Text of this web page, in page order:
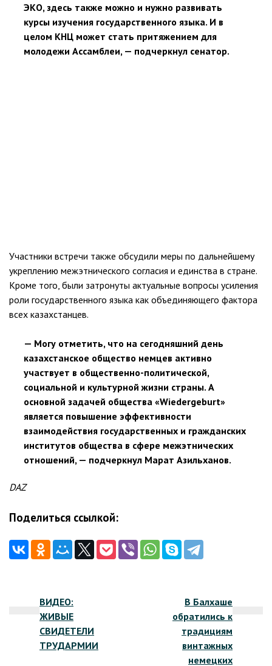
ЭКО, здесь также можно и нужно развивать
курсы изучения государственного языка. И в
целом КНЦ может стать притяжением для
молодежи Ассамблеи, — подчеркнул сенатор.
Участники встречи также обсудили меры по дальнейшему
укреплению межэтнического согласия и единства в стране.
Кроме того, были затронуты актуальные вопросы усиления
роли государственного языка как объединяющего фактора
всех казахстанцев.
— Могу отметить, что на сегодняшний день
казахстанское общество немцев активно
участвует в общественно-политической,
социальной и культурной жизни страны. А
основной задачей общества «Wiedergeburt»
является повышение эффективности
взаимодействия государственных и гражданских
институтов общества в сфере межэтнических
отношений, — подчеркнул Марат Азильханов.
DAZ
Поделиться ссылкой:
записям
ВИДЕО:
ЖИВЫЕ
СВИДЕТЕЛИ
ТРУДАРМИИ
В Балхаше
обратились к
традициям
винтажных
немецких